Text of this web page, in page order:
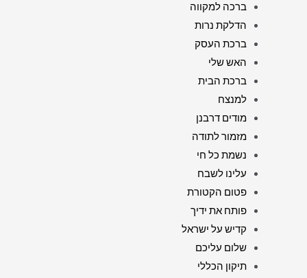
ברכה למקווה
הדלקת נרות
ברכת העסק
האש שלי
ברכת הבית
למנצח
מודים דרבנן
מזמור לתודה
נשמת כל חי
עלינו לשבח
פטום הקטורת
פותח את ידיך
קדיש על ישראל
שלום עליכם
תיקון הכללי